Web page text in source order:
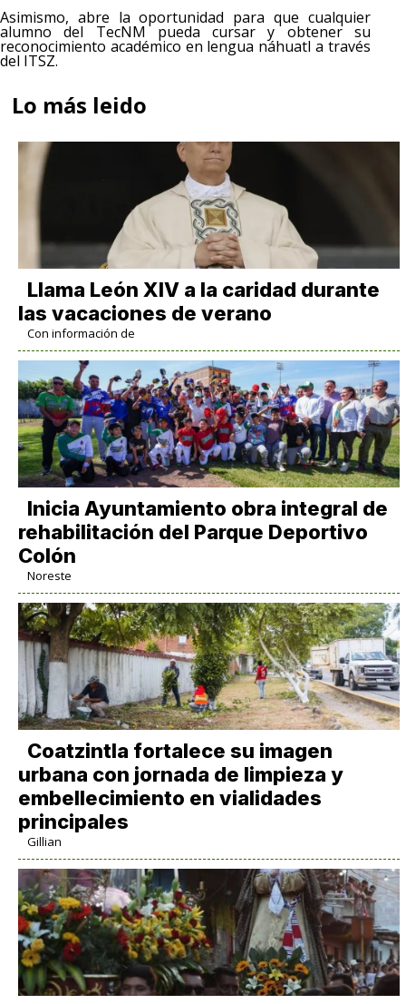
Asimismo, abre la oportunidad para que cualquier
alumno del TecNM pueda cursar y obtener su
reconocimiento académico en lengua náhuatl a través
del ITSZ.
Lo más leido
Llama León XIV a la caridad durante
las vacaciones de verano
Con información de
Inicia Ayuntamiento obra integral de
rehabilitación del Parque Deportivo
Colón
Noreste
Coatzintla fortalece su imagen
urbana con jornada de limpieza y
embellecimiento en vialidades
principales
Gillian